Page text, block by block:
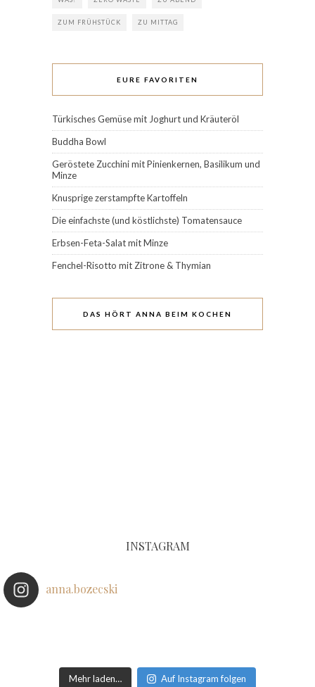
ZUM FRÜHSTÜCK ZU MITTAG
EURE FAVORITEN
Türkisches Gemüse mit Joghurt und Kräuteröl
Buddha Bowl
Geröstete Zucchini mit Pinienkernen, Basilikum und
Minze
Knusprige zerstampfte Kartoffeln
Die einfachste (und köstlichste) Tomatensauce
Erbsen-Feta-Salat mit Minze
Fenchel-Risotto mit Zitrone & Thymian
DAS HÖRT ANNA BEIM KOCHEN
INSTAGRAM
anna.bozecski
Mehr laden… Auf Instagram folgen